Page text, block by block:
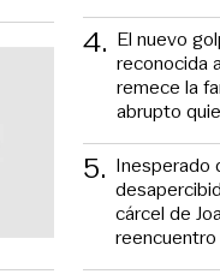
4. El nuevo
reconocida
remece la
abrupto
5. Inesperado
cárcel de